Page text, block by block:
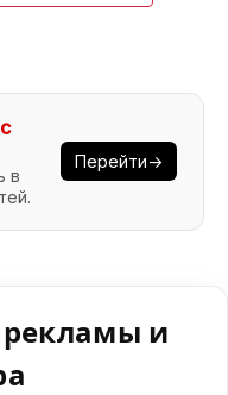
в
Перейти→
и